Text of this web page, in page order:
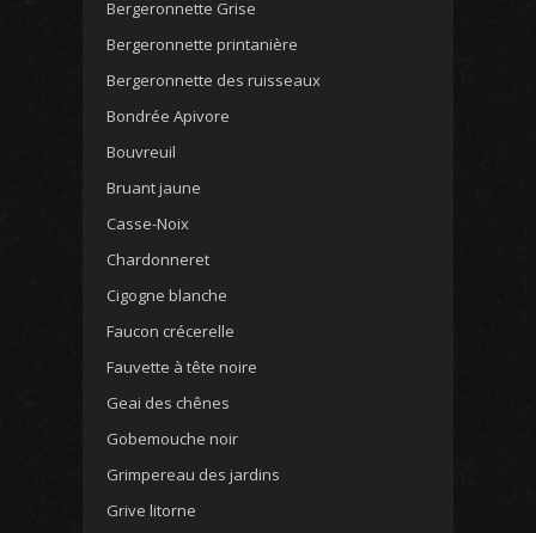
Bergeronnette Grise
Bergeronnette printanière
Bergeronnette des ruisseaux
Bondrée Apivore
Bouvreuil
Bruant jaune
Casse-Noix
Chardonneret
Cigogne blanche
Faucon crécerelle
Fauvette à tête noire
Geai des chênes
Gobemouche noir
Grimpereau des jardins
Grive litorne